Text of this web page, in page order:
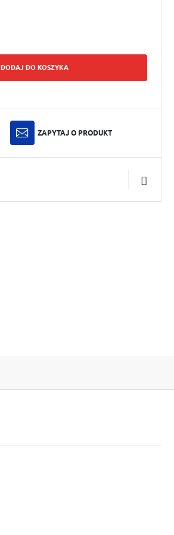
DODAJ DO KOSZYKA
ZAPYTAJ O PRODUKT